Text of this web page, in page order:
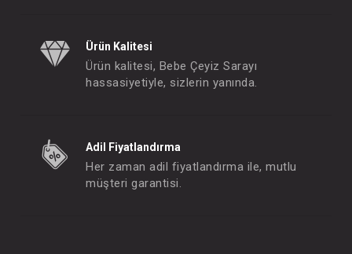
Ürün Kalitesi
Ürün kalitesi, Bebe Çeyiz Sarayı
hassasiyetiyle, sizlerin yanında.
Adil Fiyatlandırma
Her zaman adil fiyatlandırma ile, mutlu
müşteri garantisi.